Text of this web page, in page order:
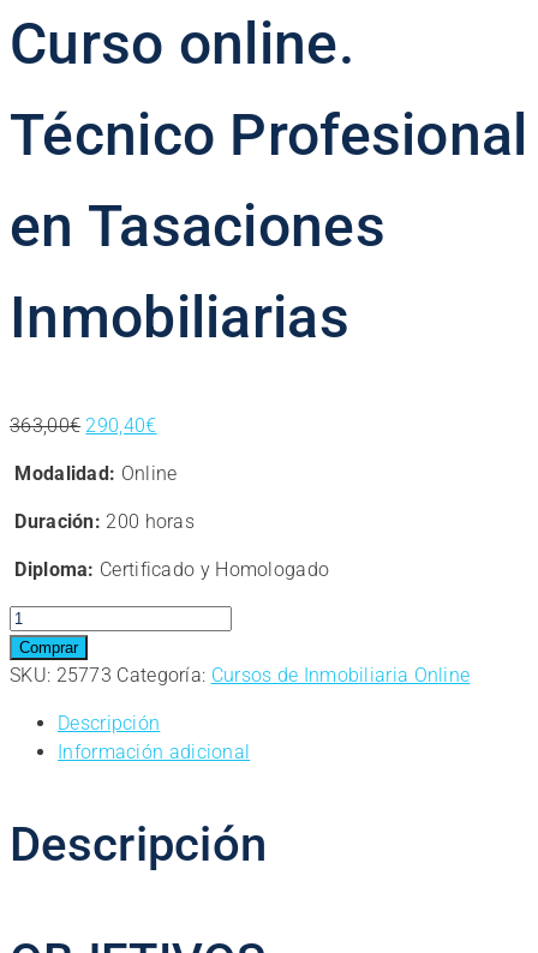
Curso online.
Técnico Profesional
en Tasaciones
Inmobiliarias
363,00€ El
original
era:
290,40€
actual
Modalidad: Online
Duración: 200 horas
Diploma: Certificado y Homologado
Curso
online.
Técnico
Tasaciones
Comprar
SKU: 25773 Categoría: Cursos de Inmobiliaria Online
Descripción
Información adicional
Descripción